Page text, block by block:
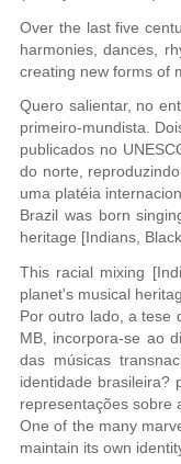
Over the last five
harmonies, dances,
creating new forms of
Quero salientar, no
primeiro-mundista.
publicados no
do norte,
uma platéia
Brazil was born
heritage [Indians,
This racial mixing
planet's musical
Por outro lado, a tese
MB, incorpora-se ao
das músicas
identidade brasileira?
representações sobre
One of the many
maintain its own